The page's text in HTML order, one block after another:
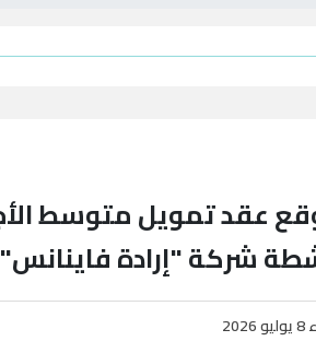
شركة "إرادة فاينانس"